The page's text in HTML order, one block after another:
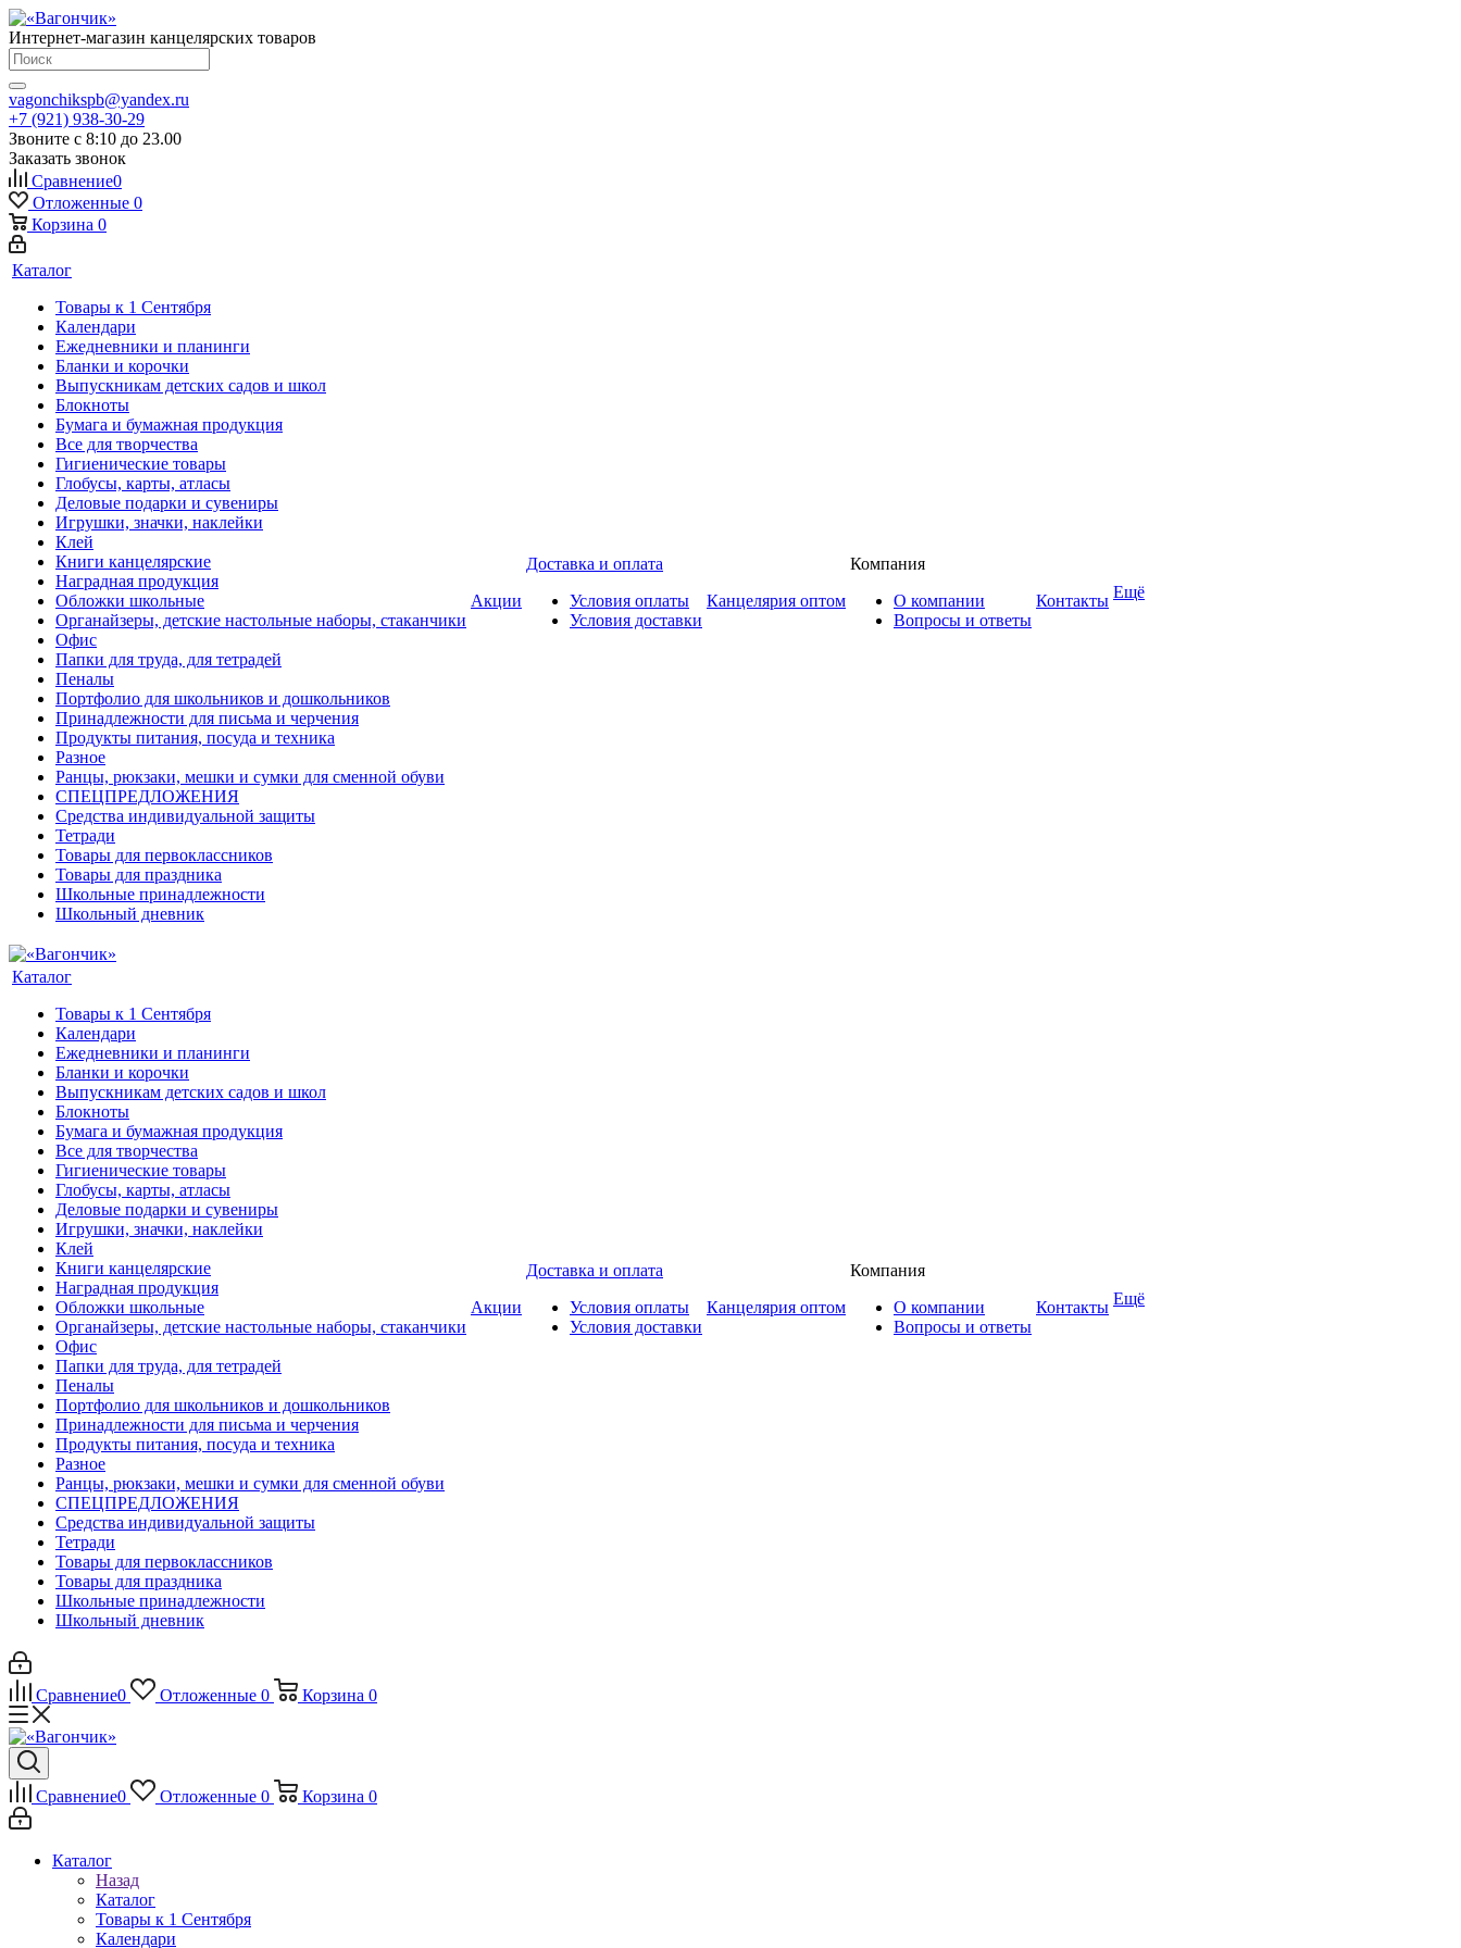
Интернет-магазин канцелярских товаров
vagonchikspb@yandex.ru
+7 (921) 938-30-29
Звоните с 8:10 до 23.00
Заказать звонок
Сравнение0
Отложенные 0
Корзина 0
Каталог
Товары к 1 Сентября
Календари
Ежедневники и планинги
Бланки и корочки
Выпускникам детских садов и школ
Блокноты
Бумага и бумажная продукция
Все для творчества
Гигиенические товары
Глобусы, карты, атласы
Деловые подарки и сувениры
Игрушки, значки, наклейки
Клей
Книги канцелярские
Наградная продукция
Обложки школьные
Органайзеры, детские настольные наборы, стаканчики
Офис
Папки для труда, для тетрадей
Пеналы
Портфолио для школьников и дошкольников
Принадлежности для письма и черчения
Продукты питания, посуда и техника
Разное
Ранцы, рюкзаки, мешки и сумки для сменной обуви
СПЕЦПРЕДЛОЖЕНИЯ
Средства индивидуальной защиты
Тетради
Товары для первоклассников
Товары для праздника
Школьные принадлежности
Школьный дневник
Акции
Доставка и оплата
Условия оплаты
Условия доставки
Канцелярия оптом
Компания
О компании
Вопросы и ответы
Контакты Ещё
Каталог
Товары к 1 Сентября
Календари
Ежедневники и планинги
Бланки и корочки
Выпускникам детских садов и школ
Блокноты
Бумага и бумажная продукция
Все для творчества
Гигиенические товары
Глобусы, карты, атласы
Деловые подарки и сувениры
Игрушки, значки, наклейки
Клей
Книги канцелярские
Наградная продукция
Обложки школьные
Органайзеры, детские настольные наборы, стаканчики
Офис
Папки для труда, для тетрадей
Пеналы
Портфолио для школьников и дошкольников
Принадлежности для письма и черчения
Продукты питания, посуда и техника
Разное
Ранцы, рюкзаки, мешки и сумки для сменной обуви
СПЕЦПРЕДЛОЖЕНИЯ
Средства индивидуальной защиты
Тетради
Товары для первоклассников
Товары для праздника
Школьные принадлежности
Школьный дневник
Акции
Доставка и оплата
Условия оплаты
Условия доставки
Канцелярия оптом
Компания
О компании
Вопросы и ответы
Контакты Ещё
Сравнение0 Отложенные 0 Корзина 0
Сравнение0 Отложенные 0 Корзина 0
Каталог
Назад
Каталог
Товары к 1 Сентября
Календари